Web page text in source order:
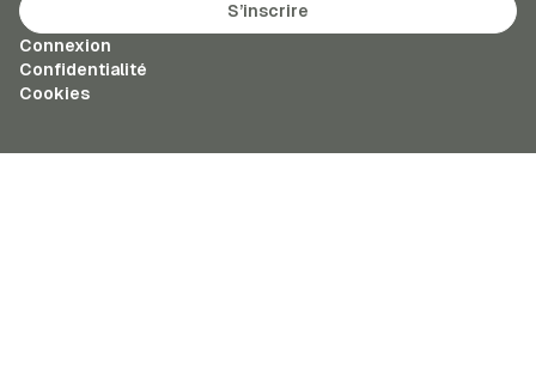
S’inscrire
Connexion
Confidentialité
Cookies